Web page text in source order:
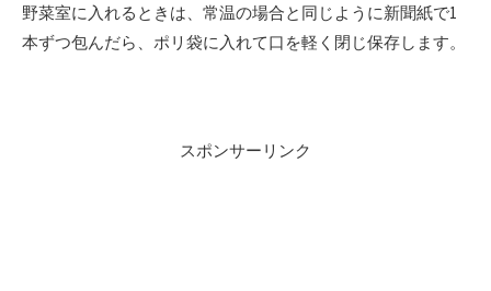
野菜室に入れるときは、常温の場合と同じように新聞紙で1
本ずつ包んだら、ポリ袋に入れて口を軽く閉じ保存します。
スポンサーリンク